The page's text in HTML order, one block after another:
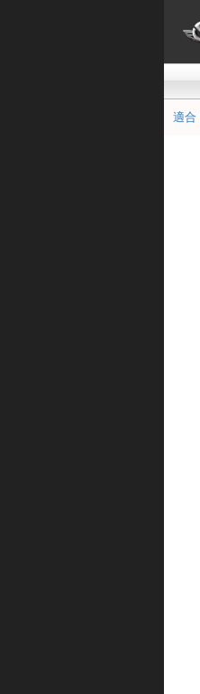
適合